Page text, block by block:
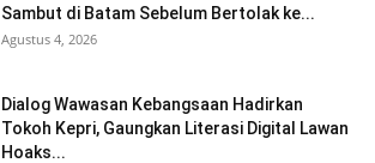
Sambut di Batam Sebelum Bertolak ke...
Agustus 4, 2026
Dialog Wawasan Kebangsaan Hadirkan
Tokoh Kepri, Gaungkan Literasi Digital Lawan
Hoaks...